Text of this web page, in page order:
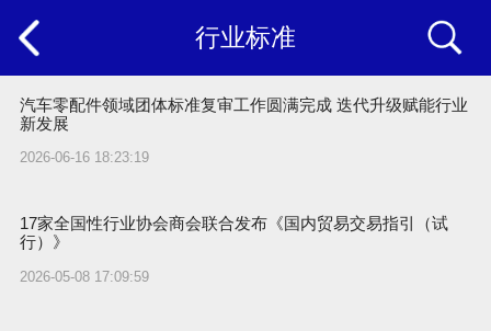
行业标准
汽车零配件领域团体标准复审工作圆满完成 迭代升级赋能行业
新发展
2026-06-16 18:23:19
17家全国性行业协会商会联合发布《国内贸易交易指引（试
行）》
2026-05-08 17:09:59